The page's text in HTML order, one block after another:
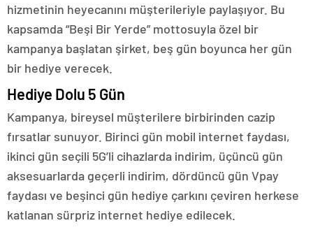
hizmetinin heyecanını müşterileriyle paylaşıyor. Bu
kapsamda “Beşi Bir Yerde” mottosuyla özel bir
kampanya başlatan şirket, beş gün boyunca her gün
bir hediye verecek.
Hediye Dolu 5 Gün
Kampanya, bireysel müşterilere birbirinden cazip
fırsatlar sunuyor. Birinci gün mobil internet faydası,
ikinci gün seçili 5G’li cihazlarda indirim, üçüncü gün
aksesuarlarda geçerli indirim, dördüncü gün Vpay
faydası ve beşinci gün hediye çarkını çeviren herkese
katlanan sürpriz internet hediye edilecek.